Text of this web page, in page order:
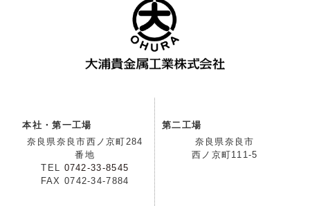
本社・第一工場
奈良県奈良市西ノ京町284
番地
TEL 0742-33-8545
FAX 0742-34-7884
第二工場
奈良県奈良市
西ノ京町111-5